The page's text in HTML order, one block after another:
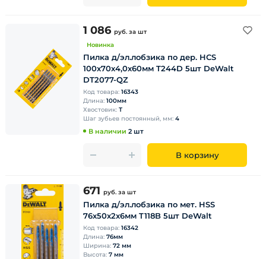
1 086 руб. за шт
Новинка
Пилка д/эл.лобзика по дер. HСS
100х70х4,0х60мм T244D 5шт DeWalt
DT2077-QZ
Код товара: 16343
Длина: 100мм
Хвостовик: Т
Шаг зубьев постоянный, мм: 4
В наличии 2 шт
В корзину
671 руб. за шт
Пилка д/эл.лобзика по мет. HSS
76х50х2х6мм T118B 5шт DeWalt
Код товара: 16342
Длина: 76мм
Ширина: 72 мм
Высота: 7 мм